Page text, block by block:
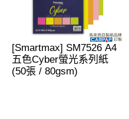
[Smartmax] SM7526 A4
五色Cyber螢光系列紙
(50張 / 80gsm)